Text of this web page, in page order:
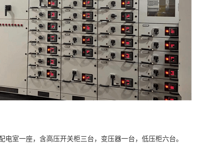
电室一座，含高压开关柜三台，变压器一台，低压柜六台。